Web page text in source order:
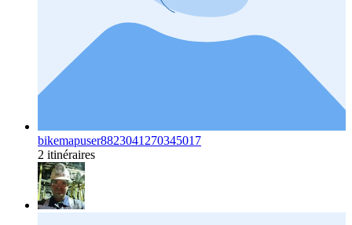
bikemapuser8823041270345017
2 itinéraires